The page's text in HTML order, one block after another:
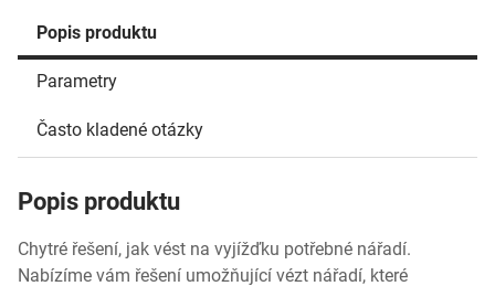
Popis produktu
Parametry
Často kladené otázky
Popis produktu
Chytré řešení, jak vést na vyjížďku potřebné nářadí.
Nabízíme vám řešení umožňující vézt nářadí, které